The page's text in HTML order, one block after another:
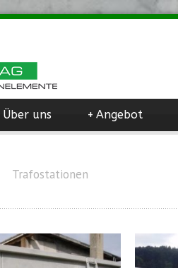
Über uns Angebot
+
Trafostationen